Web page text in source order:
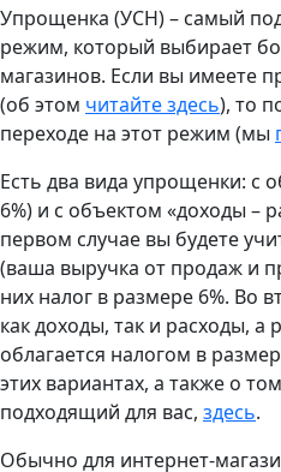
Упрощенка (УСН) – самый
режим, который выбирает
магазинов. Если вы имеете
(об этом читайте здесь), то
переходе на этот режим (мы
Есть два вида упрощенки: с
6%) и с объектом «доходы –
первом случае вы будете
(ваша выручка от продаж и
них налог в размере 6%. Во
как доходы, так и расходы,
облагается налогом в
этих вариантах, а также о
подходящий для вас, здесь.
Обычно для интернет-